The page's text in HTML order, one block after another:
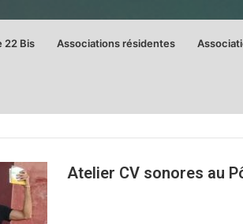
22 Bis Associations résidentes
Atelier CV sonores au